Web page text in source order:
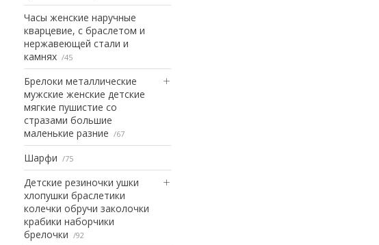
Часы женские наручные
кварцевие, с браслетом и
нержавеющей стали и
камнях
45
Брелоки металлические
мужские женские детские
мягкие пушистие со
стразами большие
маленькие разние
67
Шарфи 75
Детские резиночки ушки
хлопушки браслетики
колечки обручи заколочки
крабики наборчики
брелочки
92